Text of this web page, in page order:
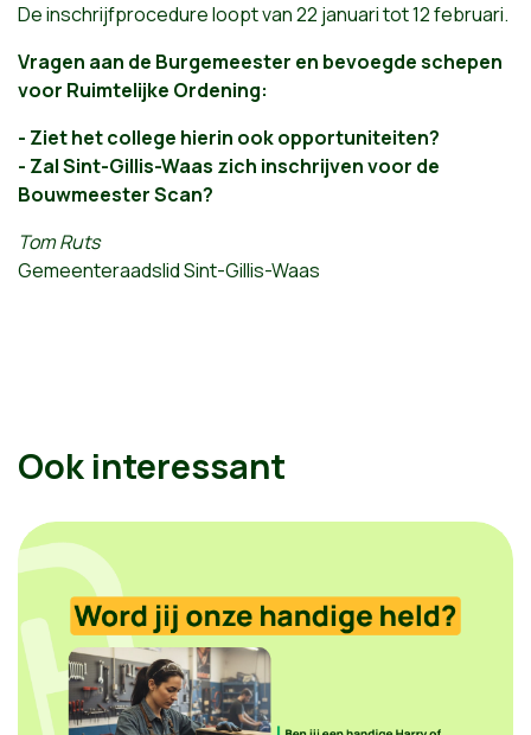
De inschrijfprocedure loopt van 22 januari tot 12 februari.
Vragen aan de Burgemeester en bevoegde schepen
voor Ruimtelijke Ordening:
- Ziet het college hierin ook opportuniteiten?
- Zal Sint-Gillis-Waas zich inschrijven voor de
Bouwmeester Scan?
Tom Ruts
Gemeenteraadslid Sint-Gillis-Waas
Ook interessant